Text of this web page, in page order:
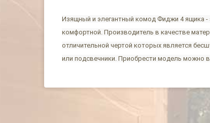
Изящный и элегантный комод Фиджи 4 ящика -
комфортной. Производитель в качестве
отличительной чертой которых является
или подсвечники. Приобрести модель можно